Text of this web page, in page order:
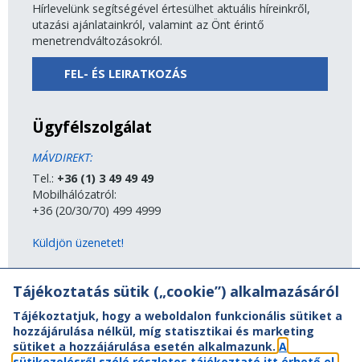
Hírlevelünk segítségével értesülhet aktuális híreinkről,
utazási ajánlatainkról, valamint az Önt érintő
menetrendváltozásokról.
FEL- ÉS LEIRATKOZÁS
Ügyfélszolgálat
MÁVDIREKT:
Tel.: +36 (1) 3 49 49 49
Mobilhálózatról:
+36 (20/30/70) 499 4999
Küldjön üzenetet!
MÁV-csoport
A MÁV-csoport tagjai
Jogi útmutatás
Adatvédelem
Tájékoztatás sütik („cookie”) alkalmazásáról
Tájékoztatjuk, hogy a weboldalon funkcionális sütiket a
hozzájárulása nélkül, míg statisztikai és marketing
sütiket a hozzájárulása esetén alkalmazunk. A